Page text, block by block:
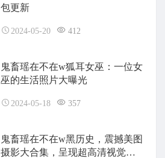
包更新
2024-05-20 412
鬼畜瑶在不在w狐耳女巫：一位女
巫的生活照片大曝光
2024-05-18 357
鬼畜瑶在不在w黑历史，震撼美图
摄影大合集，呈现超高清视觉享